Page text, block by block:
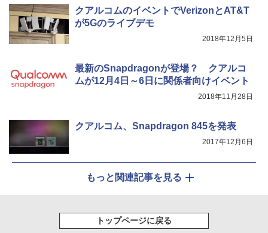
クアルコムのイベントでVerizonとAT&T
が5Gのライブデモ
2018年12月5日
最新のSnapdragonが登場？ クアルコ
ムが12月4日～6日に関係者向けイベント
2018年11月28日
クアルコム、Snapdragon 845を発表
2017年12月6日
もっと関連記事を見る
トップページに戻る